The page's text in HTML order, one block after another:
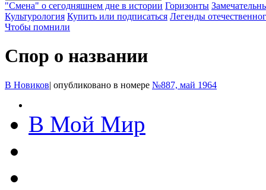
"Смена" о сегодняшнем дне в истории Горизонты
Культурология Купить или подписаться Легенды
Чтобы помнили
Спор о названии
В Новиков| опубликовано в номере №887, май 1964
В Мой Мир